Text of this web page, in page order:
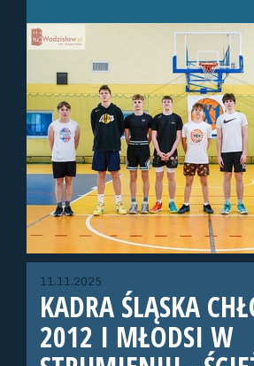
11.11.2025
KADRA ŚLĄSKA
2012 I MŁODSI W